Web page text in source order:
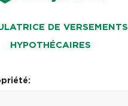
DE VERSEMENTS
HYPOTHÉCAIRES